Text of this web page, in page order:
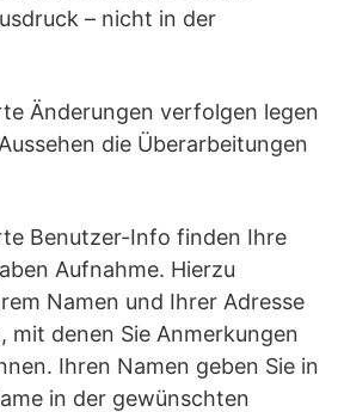
– nicht in der
Änderungen verfolgen legen
die Überarbeitungen
Benutzer-Info finden Ihre
Aufnahme. Hierzu
Namen und Ihrer Adresse
mit denen Sie Anmerkungen
Ihren Namen geben Sie in
in der gewünschten